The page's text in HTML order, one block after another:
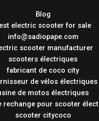
Blog
electric scooter for sale
info@sadiopape.com
scooter manufacturer
scooters électriques
fabricant de coco city
de vélos électriques
de motos électriques
rechange pour scooter
scooter citycoco